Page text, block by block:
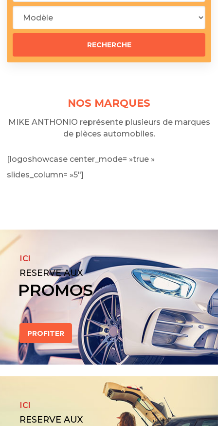
NOS MARQUES
MIKE ANTHONIO représente plusieurs de marques
de pièces automobiles.
[logoshowcase center_mode= »true »
slides_column= »5″]
ICI
RESERVE AUX
PROMOS
PROFITER
ICI
RESERVE AUX